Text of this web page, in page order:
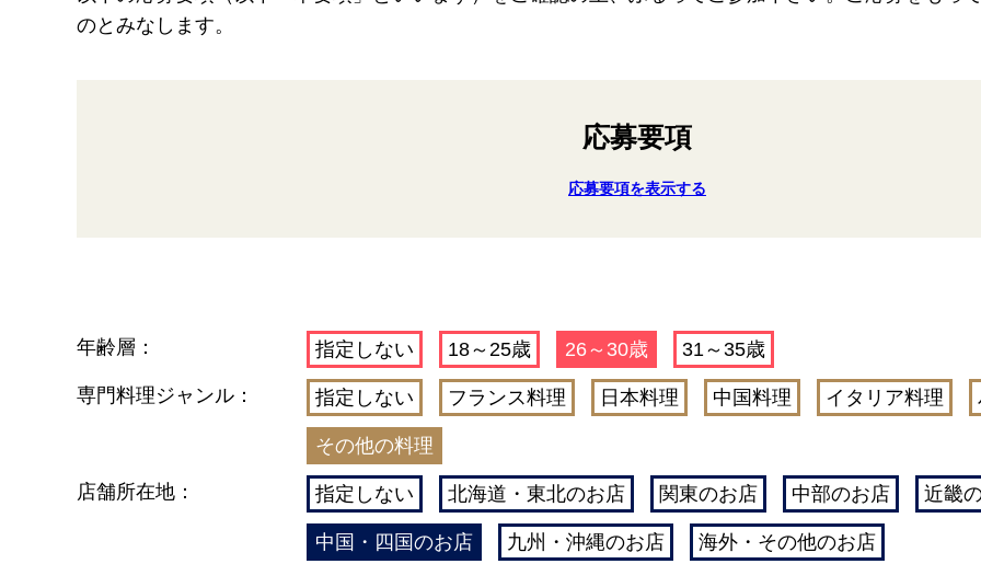
のとみなします。
応募要項
応募要項を表示する
年齢層： 指定しない 18～25歳 26～30歳 31～35歳
専門料理ジャンル： 指定しない フランス料理 日本料理 中国料理 イタリア料理
その他の料理
店舗所在地： 指定しない 北海道・東北のお店 関東のお店 中部のお店 近畿
中国・四国のお店 九州・沖縄のお店 海外・その他のお店